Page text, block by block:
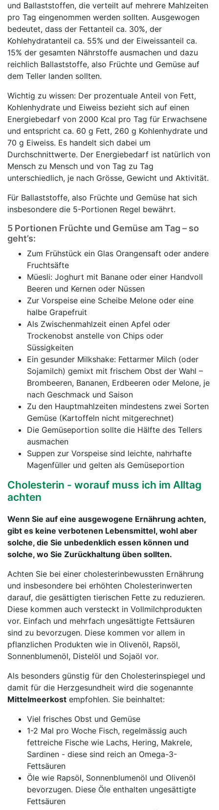
und Ballaststoffen, die verteilt auf mehrere Mahlzeiten
pro Tag eingenommen werden sollten. Ausgewogen
bedeutet, dass der Fettanteil ca. 30%, der
Kohlehydratanteil ca. 55% und der Eiweissanteil ca.
15% der gesamten Nährstoffe ausmachen und dazu
reichlich Ballaststoffe, also Früchte und Gemüse auf
dem Teller landen sollten.
Wichtig zu wissen: Der prozentuale Anteil von Fett,
Kohlenhydrate und Eiweiss bezieht sich auf einen
Energiebedarf von 2000 Kcal pro Tag für Erwachsene
und entspricht ca. 60 g Fett, 260 g Kohlenhydrate und
70 g Eiweiss. Es handelt sich dabei um
Durchschnittwerte. Der Energiebedarf ist natürlich von
Mensch zu Mensch und von Tag zu Tag
unterschiedlich, je nach Grösse, Gewicht und Aktivität.
Für Ballaststoffe, also Früchte und Gemüse hat sich
insbesondere die 5-Portionen Regel bewährt.
5 Portionen Früchte und Gemüse am Tag – so
geht’s:
Zum Frühstück ein Glas Orangensaft oder andere
Fruchtsäfte
Müesli: Joghurt mit Banane oder einer Handvoll
Beeren und Kernen oder Nüssen
Zur Vorspeise eine Scheibe Melone oder eine
halbe Grapefruit
Als Zwischenmahlzeit einen Apfel oder
Trockenobst anstelle von Chips oder
Süssigkeiten
Ein gesunder Milkshake: Fettarmer Milch (oder
Sojamilch) gemixt mit frischem Obst der Wahl –
Brombeeren, Bananen, Erdbeeren oder Melone, je
nach Geschmack und Saison
Zu den Hauptmahlzeiten mindestens zwei Sorten
Gemüse (Kartoffeln nicht mitgerechnet)
Die Gemüseportion sollte die Hälfte des Tellers
ausmachen
Suppen zur Vorspeise sind leichte, nahrhafte
Magenfüller und gelten als Gemüseportion
Cholesterin - worauf muss ich im Alltag
achten
Wenn Sie auf eine ausgewogene Ernährung achten,
gibt es keine verbotenen Lebensmittel, wohl aber
solche, die Sie unbedenklich essen können und
solche, wo Sie Zurückhaltung üben sollten.
Achten Sie bei einer cholesterinbewussten Ernährung
und insbesondere bei erhöhten Cholesterinwerten
darauf, die gesättigten tierischen Fette zu reduzieren.
Diese kommen auch versteckt in Vollmilchprodukten
vor. Einfach und mehrfach ungesättigte Fettsäuren
sind zu bevorzugen. Diese kommen vor allem in
pflanzlichen Produkten wie in Olivenöl, Rapsöl,
Sonnenblumenöl, Distelöl und Sojaöl vor.
Als besonders günstig für den Cholesterinspiegel und
damit für die Herzgesundheit wird die sogenannte
Mittelmeerkost empfohlen. Sie beinhaltet:
Viel frisches Obst und Gemüse
1-2 Mal pro Woche Fisch, regelmässig auch
fettreiche Fische wie Lachs, Hering, Makrele,
Sardinen - diese sind reich an Omega-3-
Fettsäuren
Öle wie Rapsöl, Sonnenblumenöl und Olivenöl
bevorzugen. Diese Öle enthalten ungesättigte
Fettsäuren